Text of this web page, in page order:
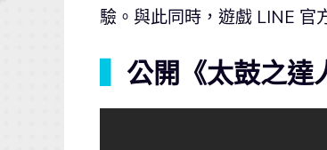
驗。與此同時，遊戲 LINE 官
公開《太鼓之達